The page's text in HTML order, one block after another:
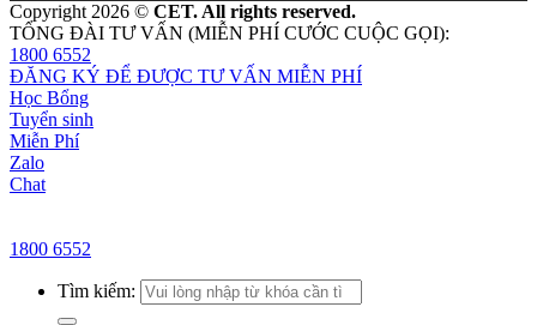
Copyright 2026 © CET. All rights reserved.
TỔNG ĐÀI TƯ VẤN (MIỄN PHÍ CƯỚC CUỘC GỌI):
1800 6552
ĐĂNG KÝ ĐỂ ĐƯỢC TƯ VẤN MIỄN PHÍ
Học Bổng
Tuyển sinh
Miễn Phí
Zalo
Chat
1800 6552
Tìm kiếm: